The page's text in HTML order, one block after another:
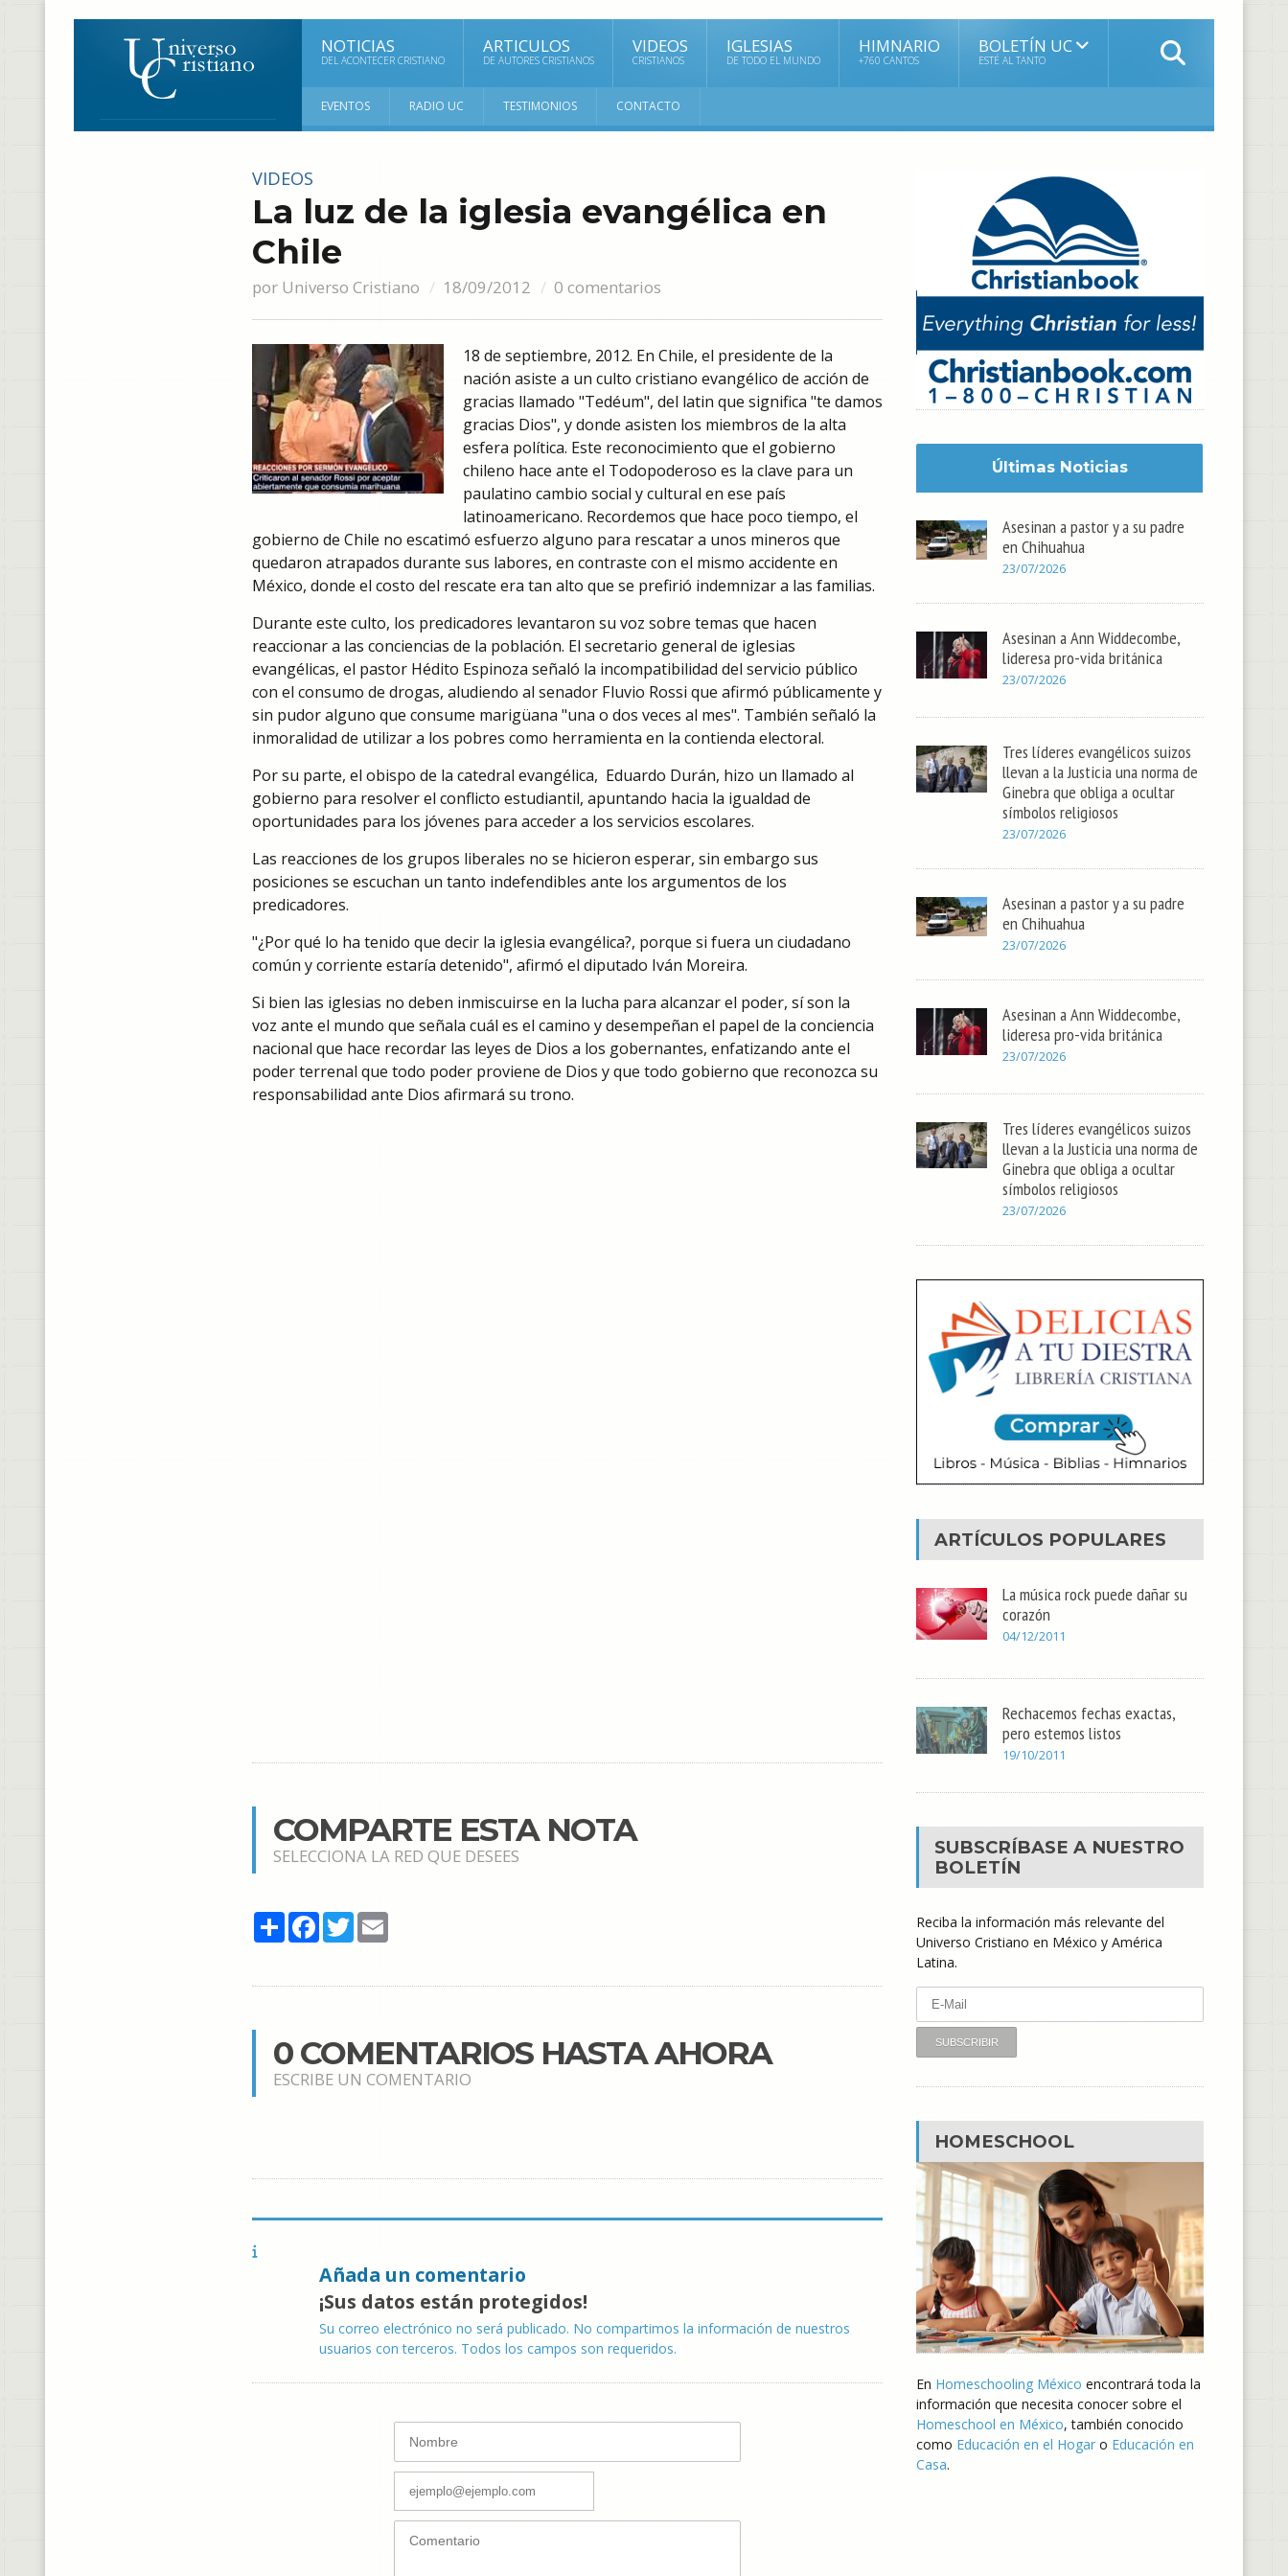
NOTICIAS
DEL ACONTECER CRISTIANO
ARTICULOS
DE AUTORES CRISTIANOS
VIDEOS
CRISTIANOS
IGLESIAS
DE TODO EL MUNDO
HIMNARIO
+760 CANTOS
BOLETÍN UC
ESTÉ AL TANTO
EVENTOS RADIO UC TESTIMONIOS CONTACTO
VIDEOS
La luz de la iglesia evangélica en
Chile
por Universo Cristiano 18/09/2012 0 comentarios
18 de septiembre, 2012. En Chile, el presidente de la
nación asiste a un culto cristiano evangélico de acción de
gracias llamado "Tedéum", del latin que significa "te damos
gracias Dios", y donde asisten los miembros de la alta
esfera política. Este reconocimiento que el gobierno
chileno hace ante el Todopoderoso es la clave para un
paulatino cambio social y cultural en ese país
latinoamericano. Recordemos que hace poco tiempo, el
gobierno de Chile no escatimó esfuerzo alguno para rescatar a unos mineros que
quedaron atrapados durante sus labores, en contraste con el mismo accidente en
México, donde el costo del rescate era tan alto que se prefirió indemnizar a las familias.
Durante este culto, los predicadores levantaron su voz sobre temas que hacen
reaccionar a las conciencias de la población. El secretario general de iglesias
evangélicas, el pastor Hédito Espinoza señaló la incompatibilidad del servicio público
con el consumo de drogas, aludiendo al senador Fluvio Rossi que afirmó públicamente y
sin pudor alguno que consume marigüana "una o dos veces al mes". También señaló la
inmoralidad de utilizar a los pobres como herramienta en la contienda electoral.
Por su parte, el obispo de la catedral evangélica, Eduardo Durán, hizo un llamado al
gobierno para resolver el conflicto estudiantil, apuntando hacia la igualdad de
oportunidades para los jóvenes para acceder a los servicios escolares.
Las reacciones de los grupos liberales no se hicieron esperar, sin embargo sus
posiciones se escuchan un tanto indefendibles ante los argumentos de los
predicadores.
"¿Por qué lo ha tenido que decir la iglesia evangélica?, porque si fuera un ciudadano
común y corriente estaría detenido", afirmó el diputado Iván Moreira.
Si bien las iglesias no deben inmiscuirse en la lucha para alcanzar el poder, sí son la
voz ante el mundo que señala cuál es el camino y desempeñan el papel de la conciencia
nacional que hace recordar las leyes de Dios a los gobernantes, enfatizando ante el
poder terrenal que todo poder proviene de Dios y que todo gobierno que reconozca su
responsabilidad ante Dios afirmará su trono.
COMPARTE ESTA NOTA
SELECCIONA LA RED QUE DESEES
ShareFacebook
TwitterEmail
0 COMENTARIOS HASTA AHORA
ESCRIBE UN COMENTARIO
Añada un comentario
¡Sus datos están protegidos!
Su correo electrónico no será publicado. No compartimos la información de nuestros
usuarios con terceros. Todos los campos son requeridos.
Últimas Noticias
Asesinan a pastor y a su padre
en Chihuahua
23/07/2026
Asesinan a Ann Widdecombe,
lideresa pro-vida británica
23/07/2026
Tres líderes evangélicos suizos
llevan a la Justicia una norma de
Ginebra que obliga a ocultar
símbolos religiosos
23/07/2026
Asesinan a pastor y a su padre
en Chihuahua
23/07/2026
Asesinan a Ann Widdecombe,
lideresa pro-vida británica
23/07/2026
Tres líderes evangélicos suizos
llevan a la Justicia una norma de
Ginebra que obliga a ocultar
símbolos religiosos
23/07/2026
ARTÍCULOS POPULARES
La música rock puede dañar su
corazón
04/12/2011
Rechacemos fechas exactas,
pero estemos listos
19/10/2011
SUBSCRÍBASE A NUESTRO
BOLETÍN
Reciba la información más relevante del
Universo Cristiano en México y América
Latina.
HOMESCHOOL
En Homeschooling México encontrará toda la
información que necesita conocer sobre el
Homeschool en México, también conocido
como Educación en el Hogar o Educación en
Casa.